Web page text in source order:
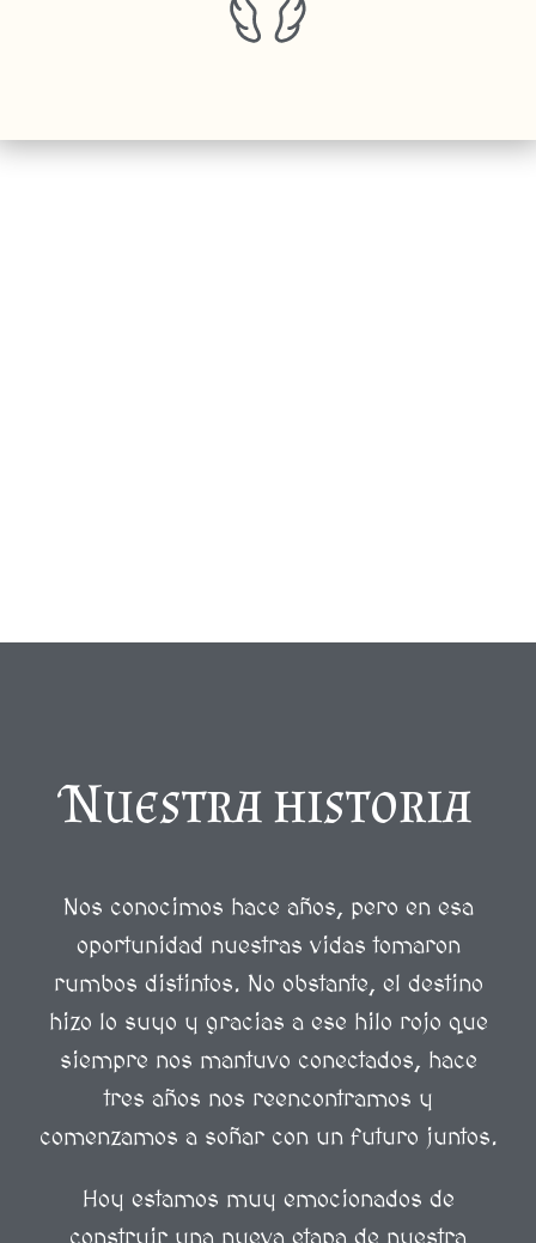
Nuestra historia
Nos conocimos hace años, pero en esa
oportunidad nuestras vidas tomaron
rumbos distintos. No obstante, el destino
hizo lo suyo y gracias a ese hilo rojo que
siempre nos mantuvo conectados, hace
tres años nos reencontramos y
comenzamos a soñar con un futuro juntos.
Hoy estamos muy emocionados de